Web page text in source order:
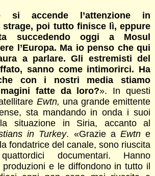
si accende l’attenzione in
strage, poi tutto finisce lì, eppure
succedendo oggi a Mosul
l’Europa. Ma io penso che qui
a parlare. Gli estremisti del
sanno come intimorirci. Ha
con i nostri media stiamo
fatte da loro?». In questi
Ewtn, una grande emittente
sta mandando in onda i suoi
situazione in Siria, accanto al
in Turkey. «Grazie aEwtne
fondatrice del canale, sono riuscita
documentari. Hanno
e le diffondono in tutto il